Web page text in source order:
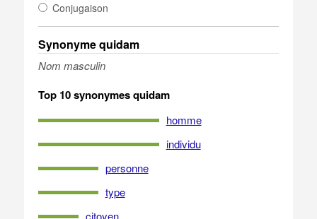
Conjugaison
Synonyme quidam
Nom masculin
Top 10 synonymes quidam
homme
individu
personne
type
citoyen